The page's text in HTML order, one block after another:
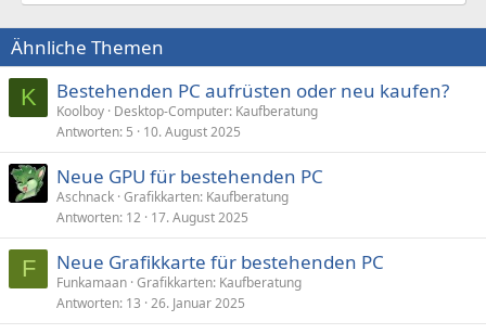
Ähnliche Themen
K Bestehenden PC aufrüsten oder neu kaufen?
Koolboy Desktop-Computer: Kaufberatung
Antworten 5 10. August 2025
Neue GPU für bestehenden PC
Aschnack Grafikkarten: Kaufberatung
Antworten 12 17. August 2025
F Neue Grafikkarte für bestehenden PC
Funkamaan Grafikkarten: Kaufberatung
Antworten 13 26. Januar 2025